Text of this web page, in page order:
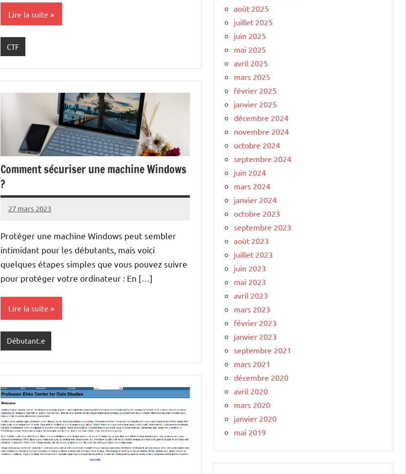
Lire la suite
CTF
Comment sécuriser une machine Windows
?
27 mars 2023
nohackme
Aucun
Protéger une machine Windows peut sembler
intimidant pour les débutants, mais voici
quelques étapes simples que vous pouvez suivre
pour protéger votre ordinateur : En […]
Lire la suite
Débutant.e
août 2025
juillet 2025
juin 2025
mai 2025
avril 2025
mars 2025
février 2025
janvier 2025
décembre 2024
novembre 2024
octobre 2024
septembre 2024
juin 2024
mars 2024
janvier 2024
octobre 2023
septembre 2023
août 2023
juillet 2023
juin 2023
mai 2023
avril 2023
mars 2023
février 2023
janvier 2023
septembre 2021
mars 2021
décembre 2020
avril 2020
mars 2020
janvier 2020
mai 2019